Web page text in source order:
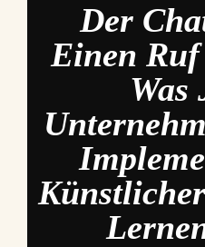
Der
Einen
Was